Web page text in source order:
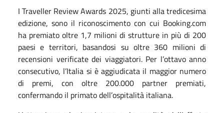
I Traveller Review Awards 2025, giunti alla tredicesima
edizione, sono il riconoscimento con cui Booking.com
ha premiato oltre 1,7 milioni di strutture in più di 200
paesi e territori, basandosi su oltre 360 milioni di
recensioni verificate dei viaggiatori. Per l’ottavo anno
consecutivo, l’Italia si è aggiudicata il maggior numero
di premi, con oltre 200.000 partner premiati,
confermando il primato dell’ospitalità italiana.